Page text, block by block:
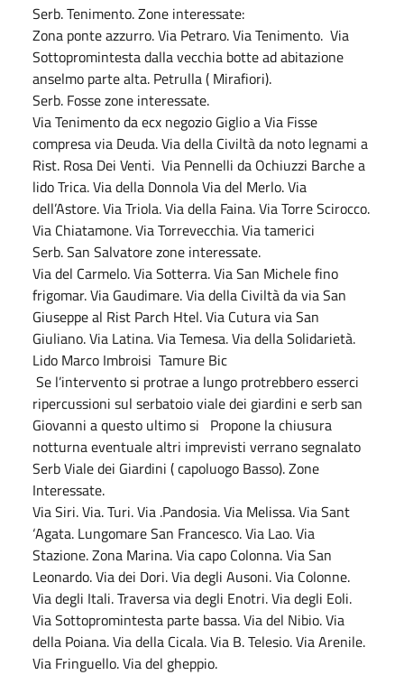
Serb. Tenimento. Zone interessate:
Zona ponte azzurro. Via Petraro. Via Tenimento. Via
Sottopromintesta dalla vecchia botte ad abitazione
anselmo parte alta. Petrulla ( Mirafiori).
Serb. Fosse zone interessate.
Via Tenimento da ecx negozio Giglio a Via Fisse
compresa via Deuda. Via della Civiltà da noto legnami a
Rist. Rosa Dei Venti. Via Pennelli da Ochiuzzi Barche a
lido Trica. Via della Donnola Via del Merlo. Via
dell’Astore. Via Triola. Via della Faina. Via Torre Scirocco.
Via Chiatamone. Via Torrevecchia. Via tamerici
Serb. San Salvatore zone interessate.
Via del Carmelo. Via Sotterra. Via San Michele fino
frigomar. Via Gaudimare. Via della Civiltà da via San
Giuseppe al Rist Parch Htel. Via Cutura via San
Giuliano. Via Latina. Via Temesa. Via della Solidarietà.
Lido Marco Imbroisi Tamure Bic
Se l’intervento si protrae a lungo protrebbero esserci
ripercussioni sul serbatoio viale dei giardini e serb san
Giovanni a questo ultimo si Propone la chiusura
notturna eventuale altri imprevisti verrano segnalato
Serb Viale dei Giardini ( capoluogo Basso). Zone
Interessate.
Via Siri. Via. Turi. Via .Pandosia. Via Melissa. Via Sant
‘Agata. Lungomare San Francesco. Via Lao. Via
Stazione. Zona Marina. Via capo Colonna. Via San
Leonardo. Via dei Dori. Via degli Ausoni. Via Colonne.
Via degli Itali. Traversa via degli Enotri. Via degli Eoli.
Via Sottopromintesta parte bassa. Via del Nibio. Via
della Poiana. Via della Cicala. Via B. Telesio. Via Arenile.
Via Fringuello. Via del gheppio.